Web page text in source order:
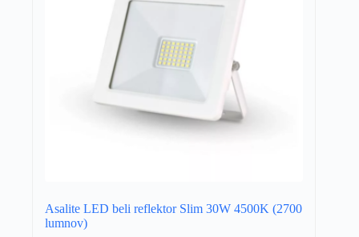
Asalite LED beli reflektor Slim 30W 4500K (2700
lumnov)